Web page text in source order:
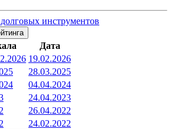
инструментов
Дата
19.02.2026
28.03.2025
04.04.2024
24.04.2023
26.04.2022
24.02.2022